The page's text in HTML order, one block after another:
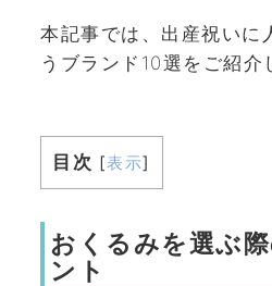
本記事では、出産祝いに
うブランド10選をご紹介
目次 [表示]
おくるみを選ぶ
ント